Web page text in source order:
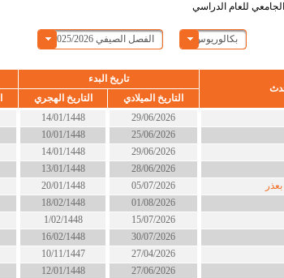
للعام الدراسي
بكالوريوس الفصل الصيفي 2025/2026
تاريخ البدء
التاريخ الميلادي
التاريخ الهجري
29/06/2026
25/06/2026
29/06/2026
28/06/2026
05/07/2026
01/08/2026
15/07/2026
30/07/2026
27/04/2026
27/06/2026
14/01/1448
10/01/1448
14/01/1448
13/01/1448
20/01/1448
18/02/1448
1/02/1448
16/02/1448
10/11/1447
12/01/1448